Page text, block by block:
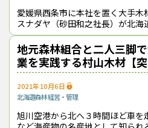
新設する製材工場には、同社の東
（西条市）で稼働している欧州製
を導入し、国際水準の生産性を目指
原料は道産のトドマツを主体とし
ども幅広く利用する。稼働開始時
タートし、２年目に約20万m3、３
いく方針。操業後３年目の従業員
当初計画から規模を縮小したとは
愛媛県西条市に本社を置く大手木
スナダヤ（砂田和之社長）が北
る計画を進めている。同市内の
構造用集成材などを生産する工場
地元森林組合と二人三脚
業を実践する村山木材【
ト】
2021年10月6日
北海道森林経営・管理
旭川空港から北へ３時間ほど車を